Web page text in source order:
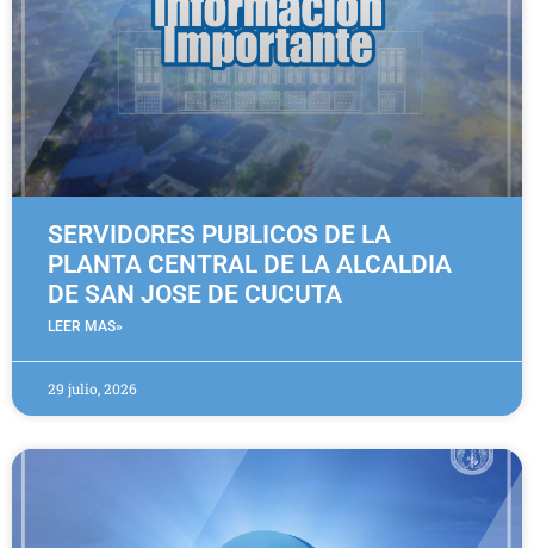
SERVIDORES PUBLICOS DE LA
PLANTA CENTRAL DE LA ALCALDIA
DE SAN JOSE DE CUCUTA
LEER MAS»
29 julio, 2026